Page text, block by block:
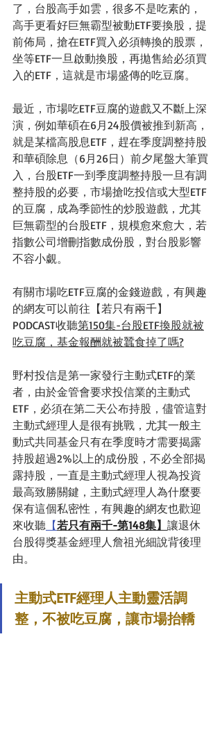
了，台股高手如雲，很多不是吃素的，
高手更看好巨無霸型被動ETF要換股，提
前佈局，搶在ETF買入必須轉換的股票，
坐等ETF一旦啟動換股，再拋售給必須買
入的ETF，這就是市場盛傳的吃豆腐。
最近，市場吃ETF豆腐的遊戲又不斷上深
演，例如華碩在6月24股價被推到新高，
就是某檔高股息ETF，趕在季度調整持股
和華碩除息（6月26日）前夕尾盤大筆買
入，台股ETF一到季度調整持股一旦有調
整持股的必要，市場搶吃投信或大型ETF
的豆腐，成為季節性的炒股遊戲，尤其
巨無霸型的台股ETF，規模愈來愈大，若
指數公司增刪指數成份股，對台股影響
不容小覷。
有關市場吃ETF豆腐的金錢遊戲，有興趣
的網友可以前往【若只有兩千】
PODCAST收聽第150集-台股ETF換股就被
吃豆腐，基金報酬就被蠶食掉了嗎?
野村投信是第一家發行主動式ETF的業
者，由於金管會要求投信業的主動式
ETF，必須在第二天公布持股，儘管這對
主動式經理人是很有挑戰，尤其一般主
動式共同基金只有在季度時才需要揭露
持股超過2%以上的成份股，不必全部揭
露持股，一直是主動式經理人視為投資
最高致勝關鍵，主動式經理人為什麼要
保有這個私密性，有興趣的網友也歡迎
來收聽 【若只有兩千-第148集】 讓退休
台股得獎基金經理人詹祖光細說背後理
由。
主動式ETF經理人主動靈活調
整，不被吃豆腐，讓市場抬轎